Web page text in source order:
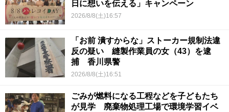
日に想いを伝える」キャンペーン
2026/8/8(土)16:57
「お前 潰すからな」ストーカー規制法違
反の疑い 縫製作業員の女（43）を逮
捕 香川県警
2026/8/8(土)16:51
ごみが燃料になる工程などを子どもたち
が見学 廃棄物処理工場で環境学習イベ